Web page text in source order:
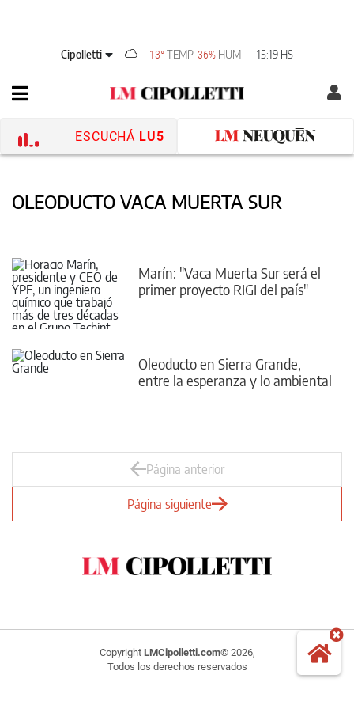
Cipolletti 13°TEMP 36% HUM 15:19 HS
ESCUCHÁ LU5
OLEODUCTO VACA MUERTA SUR
Marín: "Vaca Muerta Sur será el
primer proyecto RIGI del país"
Oleoducto en Sierra Grande,
entre la esperanza y lo ambiental
Página anterior
Página siguiente
Copyright LMCipolletti.com© 2026,
Todos los derechos reservados